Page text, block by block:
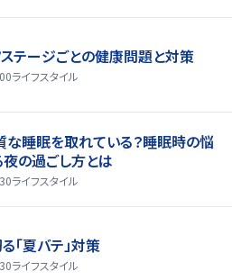
テージごとの健康問題と対策
ライフスタイル
睡眠を取れている？睡眠時の悩
の過ごし方とは
ライフスタイル
「夏バテ」対策
ライフスタイル